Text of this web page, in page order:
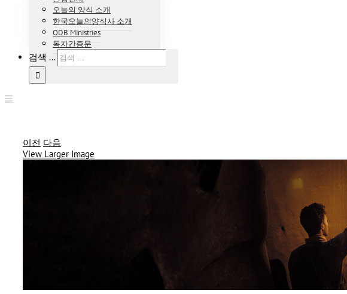
오늘의 양식 소개
한국오늘의양식사 소개
ODB Ministries
독자간증문
검색 ...
이전 다음
View Larger Image